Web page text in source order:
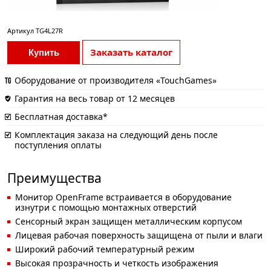
Артикул TG4L27R
Купить Заказать каталог
Оборудование от производителя «TouchGames»
Гарантия на весь товар от 12 месяцев
Бесплатная доставка*
Комплектация заказа на следующий день после
поступления оплаты
Преимущества
Монитор OpenFrame встраивается в оборудование
изнутри с помощью монтажных отверстий
Сенсорный экран защищен металлическим корпусом
Лицевая рабочая поверхность защищена от пыли и влаги
Широкий рабочий температурный режим
Высокая прозрачность и четкость изображения